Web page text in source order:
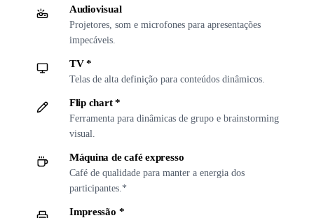
Audiovisual
Projetores, som e microfones para apresentações
impecáveis.
TV *
Telas de alta definição para conteúdos dinâmicos.
Flip chart *
Ferramenta para dinâmicas de grupo e brainstorming
visual.
Máquina de café expresso
Café de qualidade para manter a energia dos
participantes.*
Impressão *